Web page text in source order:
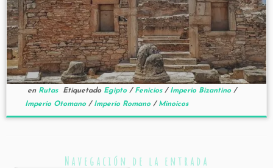
en Rutas Etiquetado Egipto / Fenicios / Imperio Bizantino /
Imperio Otomano / Imperio Romano / Minoicos
Navegación de la entrada